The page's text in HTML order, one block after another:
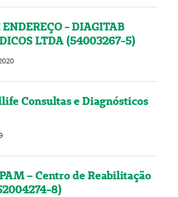
- DIAGITAB
LTDA (54003267-5)
Consultas e Diagnósticos
– Centro de Reabilitação
8)